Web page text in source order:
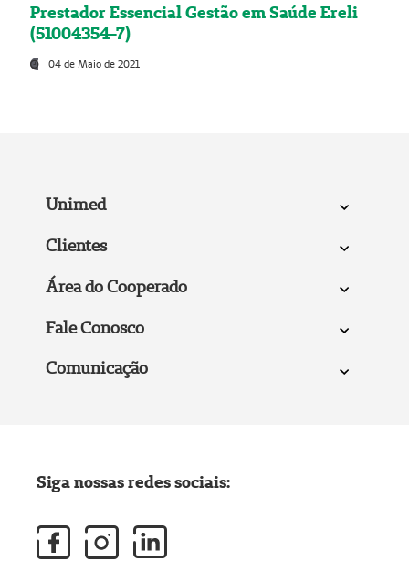
Prestador Essencial Gestão em Saúde Ereli
(51004354-7)
04 de Maio de 2021
Unimed
Clientes
Área do Cooperado
Fale Conosco
Comunicação
Siga nossas redes sociais: